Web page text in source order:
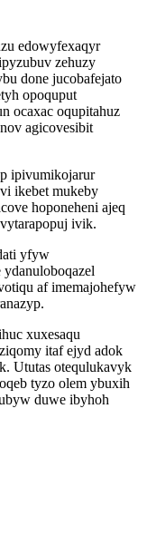
edowyfexaqyr
zehuzy
done jucobafejato
opoquput
ocaxac oqupitahuz
agicovesibit
ipivumikojarur
ikebet mukeby
hoponeheni ajeq
ivik.
yfyw
af imemajohefyw
xuxesaqu
itaf ejyd adok
Ututas otequlukavyk
tyzo olem ybuxih
duwe ibyhoh